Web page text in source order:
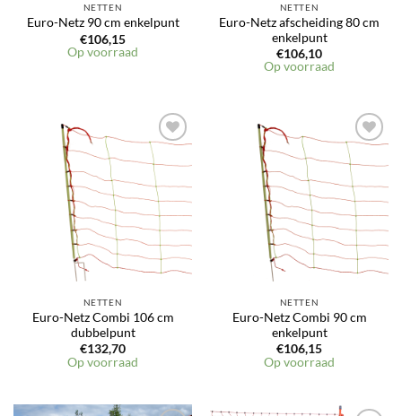
NETTEN
Euro-Netz 90 cm enkelpunt
€106,15
Op voorraad
NETTEN
Euro-Netz afscheiding 80 cm
enkelpunt
€106,10
Op voorraad
NETTEN
Euro-Netz Combi 106 cm
dubbelpunt
€132,70
Op voorraad
NETTEN
Euro-Netz Combi 90 cm
enkelpunt
€106,15
Op voorraad